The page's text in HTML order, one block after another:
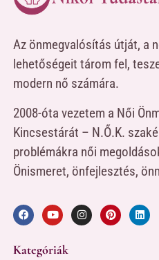
Az önmegvalósítás útját, a
lehetőségeit tárom fel,
modern nő számára.
2008-óta vezetem a Női
Kincsestárát – N.Ő.K.
problémákra női
Önismeret, önfejlesztés,
Kategóriák